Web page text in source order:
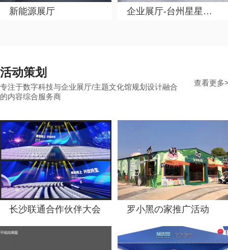
新能源展厅 企业展厅-台州星星冷链
活动策划
专注于数字科技与企业展厅/主题文化馆规划设计融合
的内容综合服务商
查看更多
长沙联通合作伙伴大会 罗小黑の家推广活动